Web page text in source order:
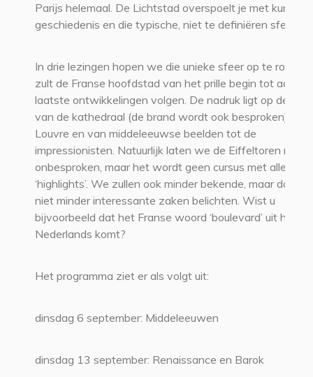
Parijs helemaal. De Lichtstad overspoelt je met kunst,
geschiedenis en die typische, niet te definiëren sfeer.
In drie lezingen hopen we die unieke sfeer op te
zult de Franse hoofdstad van het prille begin tot aan de
laatste ontwikkelingen volgen. De nadruk ligt op de
van de kathedraal (de brand wordt ook besproken) tot
Louvre en van middeleeuwse beelden tot de
impressionisten. Natuurlijk laten we de Eiffeltoren niet
onbesproken, maar het wordt geen cursus met alleen
‘highlights’. We zullen ook minder bekende, maar
niet minder interessante zaken belichten. Wist u
bijvoorbeeld dat het Franse woord ‘boulevard’ uit het
Nederlands komt?
Het programma ziet er als volgt uit:
dinsdag 6 september: Middeleeuwen
dinsdag 13 september: Renaissance en Barok